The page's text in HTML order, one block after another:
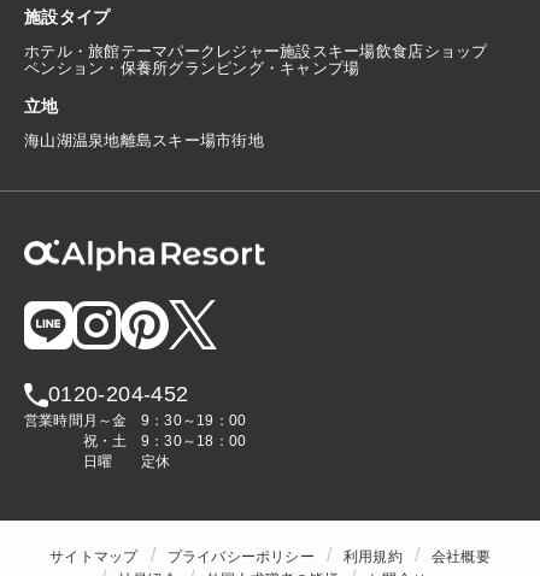
施設タイプ
ホテル・旅館テーマパーク レジャー施設 スキー場飲食店ショップ
ペンション・保養所グランピング・キャンプ場
立地
海山湖温泉地離島 スキー場市街地
0120-204-452
営業時間 月～金
9：30～19：00
祝・土
9：30～18：00
日曜
定休
サイトマップ プライバシーポリシー 利用規約
会社概要